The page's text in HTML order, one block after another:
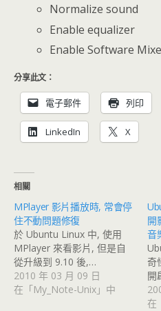
Normalize sound
Enable equalizer
Enable Software
分享此文：
電子郵件 列印
LinkedIn X
相關
MPlayer 影片播放時, 常會停
住不動問題修復
於 Ubuntu Linux 中, 使用
MPlayer 來看影片, 但是自
從升級到 9.10 後,…
2010 年 03 月 09 日
在「My_Note-Unix」中
開
音
奇
開
在